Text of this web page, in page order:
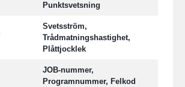
Punktsvetsning
Svetsström,
Trådmatningshastighet,
Plåttjocklek
JOB-nummer,
Programnummer, Felkod